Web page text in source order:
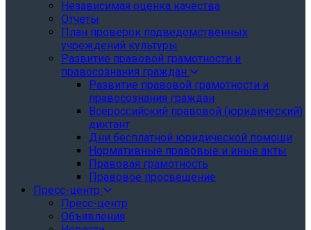
Независимая оценка качества
Отчеты
План проверок подведомственных
учреждений культуры
Развитие правовой грамотности и
правосознания граждан
Развитие правовой грамотности и
правосознания граждан
Всероссийский правовой (юридический)
диктант
Дни бесплатной юридической помощи
Нормативные правовые и иные акты
Правовая грамотность
Правовое просвещение
Пресс-центр
Пресс-центр
Объявления